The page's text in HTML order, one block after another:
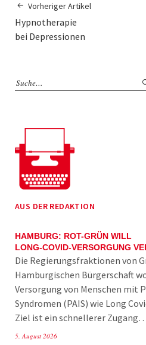
Vorheriger Artikel
Hypnotherapie
bei Depressionen
AUS DER REDAKTION
HAMBURG: ROT-GRÜN WILL
LONG-COVID-VERSORGUNG
Die Regierungsfraktionen von
Hamburgischen Bürgerschaft
Versorgung von Menschen mit
Syndromen (PAIS) wie Long
Ziel ist ein schnellerer
5. August 2026